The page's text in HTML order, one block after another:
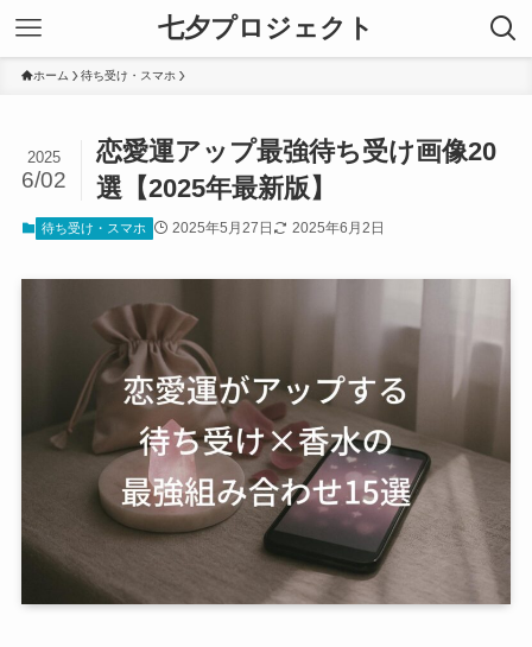
七夕プロジェクト
ホーム 待ち受け・スマホ
恋愛運アップ最強待ち受け画像20
選【2025年最新版】
2025
6/02
待ち受け・スマホ 2025年5月27日 2025年6月2日